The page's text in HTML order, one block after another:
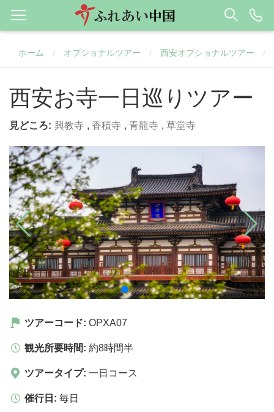
ホーム / オプショナルツアー / 西安オプショナルツアー /
西安お寺一日巡りツアー
見どころ: 興教寺 , 香積寺 , 青龍寺 , 草堂寺
ツアーコード: OPXA07
観光所要時間: 約8時間半
ツアータイプ: 一日コース
催行日: 毎日